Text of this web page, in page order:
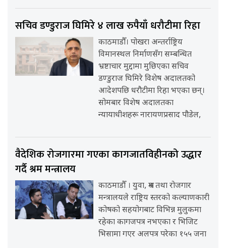
सचिव डण्डुराज घिमिरे ४ लाख रुपैयाँ धरौटीमा रिहा
काठमाडौँ। पोखरा अन्तर्राष्ट्रिय
विमानस्थल निर्माणसँग सम्बन्धित
भ्रष्टाचार मुद्दामा मुछिएका सचिव
डण्डुराज घिमिरे विशेष अदालतको
आदेशपछि धरौटीमा रिहा भएका छन्।
सोमबार विशेष अदालतका
न्यायाधीशहरू नारायणप्रसाद पौडेल,
वैदेशिक रोजगारमा गएका कागजातविहीनको उद्धार
गर्दै श्रम मन्त्रालय
काठमाडौँ । युवा, श्रम तथा रोजगार
मन्त्रालयले राष्ट्रिय स्तरको कल्याणकारी
कोषको सहयोगबाट विभिन्न मुलुकमा
रहेका कागजपत्र नभएका र भिजिट
भिसामा गएर अलपत्र परेका १५५ जना